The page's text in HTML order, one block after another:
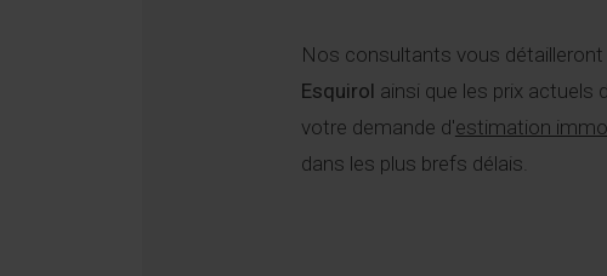
Nos consultants vous
Esquirol ainsi que les prix actuels
votre demande d'estimation
dans les plus brefs délais.